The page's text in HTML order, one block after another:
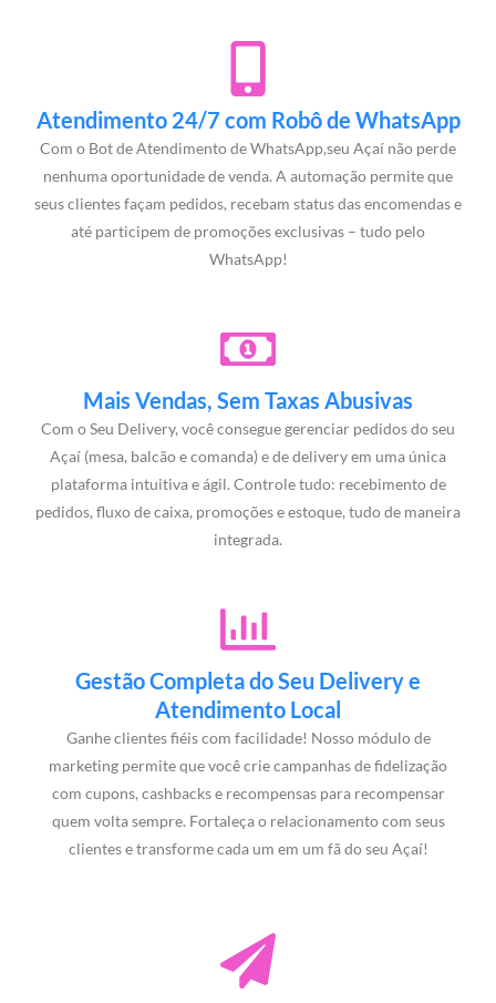
Atendimento 24/7 com Robô de WhatsApp
Com o Bot de Atendimento de WhatsApp,seu Açaí não perde
nenhuma oportunidade de venda. A automação permite que
seus clientes façam pedidos, recebam status das encomendas e
até participem de promoções exclusivas – tudo pelo
WhatsApp!
Mais Vendas, Sem Taxas Abusivas
Com o Seu Delivery, você consegue gerenciar pedidos do seu
Açaí (mesa, balcão e comanda) e de delivery em uma única
plataforma intuitiva e ágil. Controle tudo: recebimento de
pedidos, fluxo de caixa, promoções e estoque, tudo de maneira
integrada.
Gestão Completa do Seu Delivery e
Atendimento Local
Ganhe clientes fiéis com facilidade! Nosso módulo de
marketing permite que você crie campanhas de fidelização
com cupons, cashbacks e recompensas para recompensar
quem volta sempre. Fortaleça o relacionamento com seus
clientes e transforme cada um em um fã do seu Açaí!